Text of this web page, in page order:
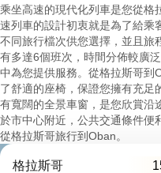
乘坐高速的現代化列車是您從格
速列車的設計初衷就是為了給乘
不同旅行檔次供您選擇，並且旅
有多達6個班次，時間分佈較廣
中為您提供服務。從格拉斯哥到
了舒適的座椅，保證您擁有充足
有寬闊的全景車窗，是您欣賞沿
於市中心附近，公共交通條件便
從格拉斯哥旅行到Oban。
格拉斯哥